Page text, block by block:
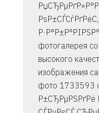
фотогалерея
высокого
изображения
фото 1733593
Р±СЂРµРЅРґРё